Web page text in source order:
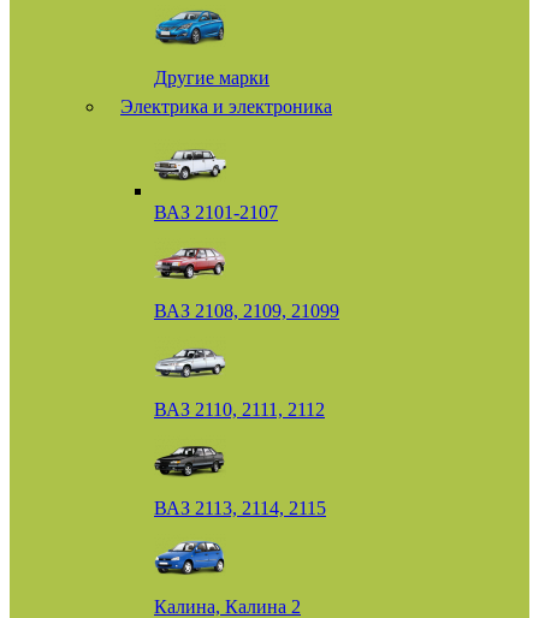
Другие марки
Электрика и электроника
ВАЗ 2101-2107
ВАЗ 2108, 2109, 21099
ВАЗ 2110, 2111, 2112
ВАЗ 2113, 2114, 2115
Калина, Калина 2